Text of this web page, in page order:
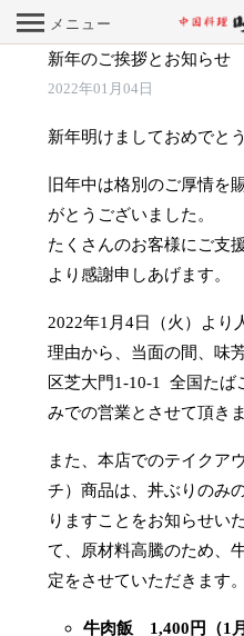
メニュー
新年のご挨拶とお知らせ
2022年01月04日
新年明けましておめでと
旧年中は格別のご厚情を
がとうございました。
たくさんのお客様にご支
より感謝申しあげます。
2022年1月4日（火）より
理由から、当面の間、味
区芝大門1-10-1 全国たば
みでの営業とさせて頂きま
また、本店でのテイクア
チ）商品は、丼ぶりのみ
りますことをお知らせい
て、
原材料高騰のため、
定をさせていただきます。
牛肉飯 1,400円（1月